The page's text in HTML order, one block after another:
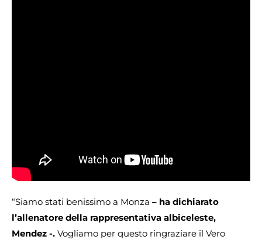
“Siamo stati benissimo a Monza – ha dichiarato
l’allenatore della rappresentativa albiceleste,
Mendez -. Vogliamo per questo ringraziare il Vero